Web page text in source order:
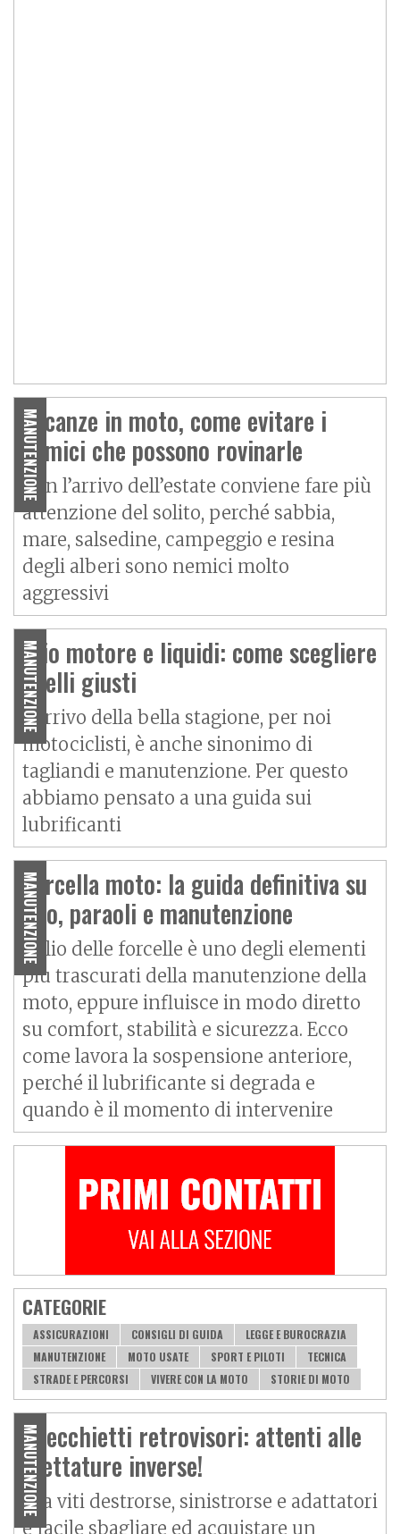
MANUTENZIONE
Vacanze in moto, come evitare i
nemici che possono rovinarle
Con l’arrivo dell’estate conviene fare più
attenzione del solito, perché sabbia,
mare, salsedine, campeggio e resina
degli alberi sono nemici molto
aggressivi
MANUTENZIONE
Olio motore e liquidi: come scegliere
quelli giusti
L’arrivo della bella stagione, per noi
motociclisti, è anche sinonimo di
tagliandi e manutenzione. Per questo
abbiamo pensato a una guida sui
lubrificanti
MANUTENZIONE
Forcella moto: la guida definitiva su
olio, paraoli e manutenzione
L’olio delle forcelle è uno degli elementi
più trascurati della manutenzione della
moto, eppure influisce in modo diretto
su comfort, stabilità e sicurezza. Ecco
come lavora la sospensione anteriore,
perché il lubrificante si degrada e
quando è il momento di intervenire
CATEGORIE
ASSICURAZIONI CONSIGLI DI GUIDA
LEGGE E BUROCRAZIA
MANUTENZIONE
MOTO USATE SPORT E PILOTI
TECNICA
STRADE E PERCORSI
VIVERE CON LA MOTO STORIE DI MOTO
MANUTENZIONE
Specchietti retrovisori: attenti alle
filettature inverse!
Tra viti destrorse, sinistrorse e adattatori
è facile sbagliare ed acquistare un